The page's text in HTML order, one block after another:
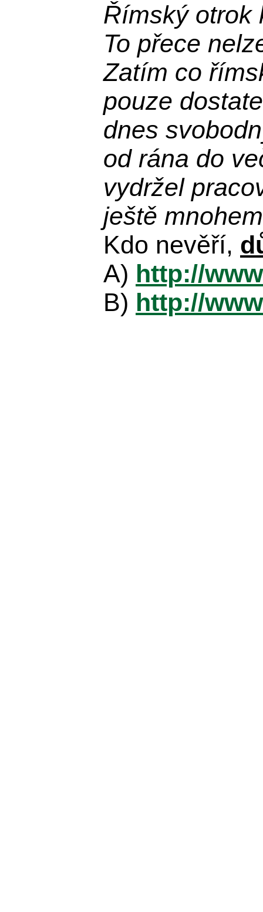
Římský otrok
To přece
Zatím co
pouze
dnes
od rána do
vydržel
ještě
Kdo nevěří,
A) http://
B) http://